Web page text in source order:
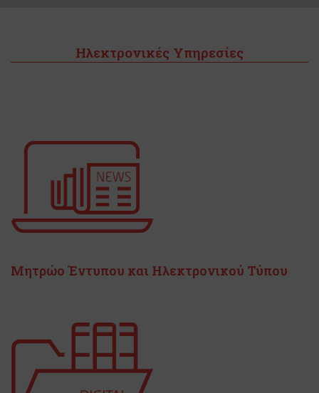
Ηλεκτρονικές Υπηρεσίες
Μητρώo Έντυπου και Ηλεκτρονικού Τύπου